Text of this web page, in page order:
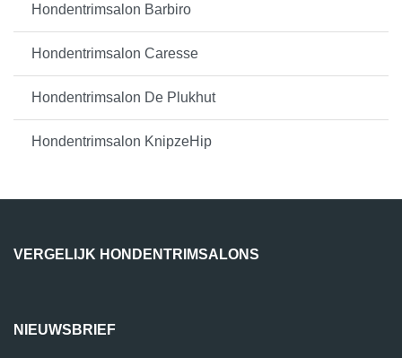
Hondentrimsalon Barbiro
Hondentrimsalon Caresse
Hondentrimsalon De Plukhut
Hondentrimsalon KnipzeHip
VERGELIJK HONDENTRIMSALONS
NIEUWSBRIEF